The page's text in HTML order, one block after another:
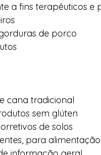
a fins terapêuticos e
de porco
cana tradicional
sem glúten
de solos
para